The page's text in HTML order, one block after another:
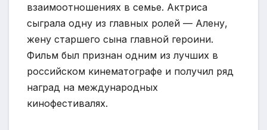
взаимоотношениях в семье. Актриса
сыграла одну из главных ролей — Алену,
жену старшего сына главной героини.
Фильм был признан одним из лучших в
российском кинематографе и получил ряд
наград на международных
кинофестивалях.